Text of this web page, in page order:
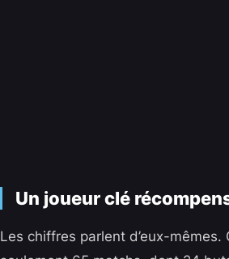
Un joueur clé
Les chiffres parlent d’eux-